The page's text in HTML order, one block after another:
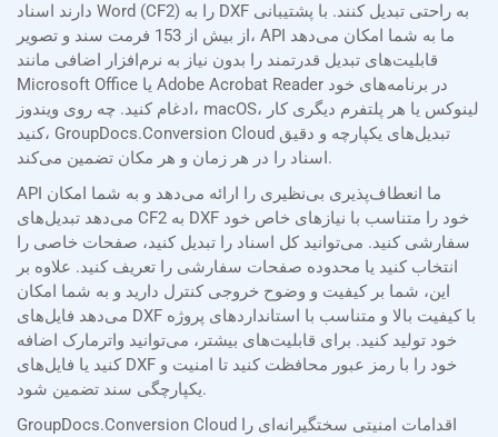
دارند اسناد Word (CF2) را به DXF به راحتی تبدیل کنند. با پشتیبانی
از بیش از 153 فرمت سند و تصویر، API ما به شما امکان می‌دهد
قابلیت‌های تبدیل قدرتمند را بدون نیاز به نرم‌افزار اضافی مانند
Microsoft Office یا Adobe Acrobat Reader در برنامه‌های خود
ادغام کنید. چه روی ویندوز، macOS، لینوکس یا هر پلتفرم دیگری کار
کنید، GroupDocs.Conversion Cloud تبدیل‌های یکپارچه و دقیق
اسناد را در هر زمان و هر مکان تضمین می‌کند.
API ما انعطاف‌پذیری بی‌نظیری را ارائه می‌دهد و به شما امکان
می‌دهد تبدیل‌های CF2 به DXF خود را متناسب با نیازهای خاص خود
سفارشی کنید. می‌توانید کل اسناد را تبدیل کنید، صفحات خاصی را
انتخاب کنید یا محدوده صفحات سفارشی را تعریف کنید. علاوه بر
این، شما بر کیفیت و وضوح خروجی کنترل دارید و به شما امکان
می‌دهد فایل‌های DXF با کیفیت بالا و متناسب با استانداردهای پروژه
خود تولید کنید. برای قابلیت‌های بیشتر، می‌توانید واترمارک اضافه
کنید یا فایل‌های DXF خود را با رمز عبور محافظت کنید تا امنیت و
یکپارچگی سند تضمین شود.
GroupDocs.Conversion Cloud اقدامات امنیتی سختگیرانه‌ای را